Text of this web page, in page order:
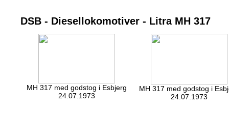
DSB - Diesellokomotiver - Litra MH 317
MH 317 med godstog i Esbjerg
24.07.1973
MH 317 med godstog i
24.07.1973